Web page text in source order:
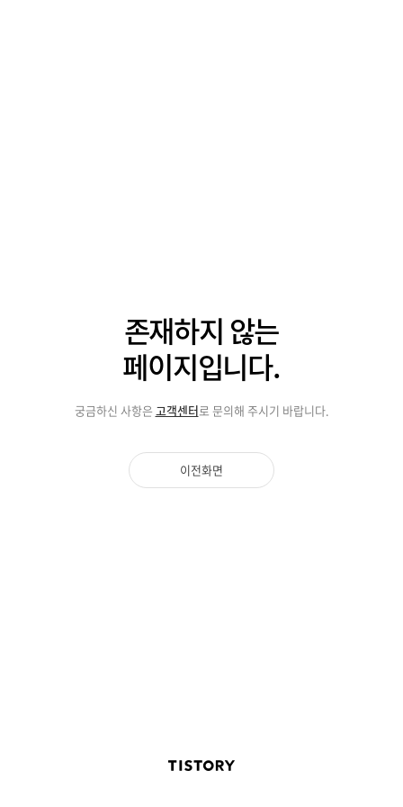
존재하지 않는
페이지입니다.
궁금하신 사항은 고객센터로 문의해 주시기 바랍니다.
이전화면